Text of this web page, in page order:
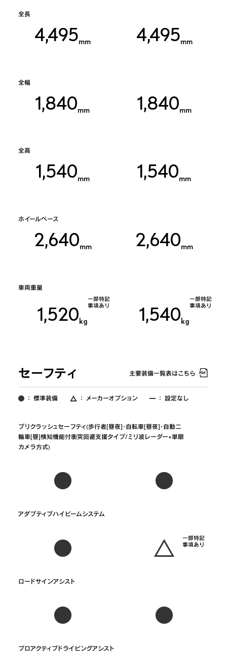
全長
4,495mm 4,495mm
全幅
1,840mm 1,840mm
全高
1,540mm 1,540mm
ホイールベース
2,640mm 2,640mm
車両重量
1,520kg
一部特記
事項あり
1,540kg
一部特記
事項あり
セーフティ 主要装備一覧表はこちら
： 標準装備 ： メーカーオプション ： 設定なし
プリクラッシュセーフティ(歩行者[昼夜]･自転車[昼夜]･自動二
輪車[昼]検知機能付衝突回避支援タイプ/ミリ波レーダー+単眼
カメラ方式)
一部特記
事項あり
ロードサインアシスト
プロアクティブドライビングアシスト